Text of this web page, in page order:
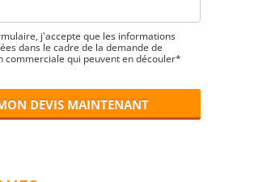
j'accepte que les informations
dans le cadre de la demande de
commerciale qui peuvent en découler*
DEVIS MAINTENANT